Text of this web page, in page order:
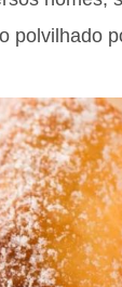
polvilhado